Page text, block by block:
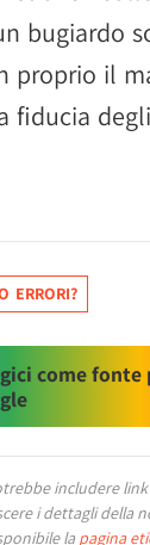
bugiardo
proprio il
fiducia
ERRORI?
come
includere
i dettagli della
la pagina